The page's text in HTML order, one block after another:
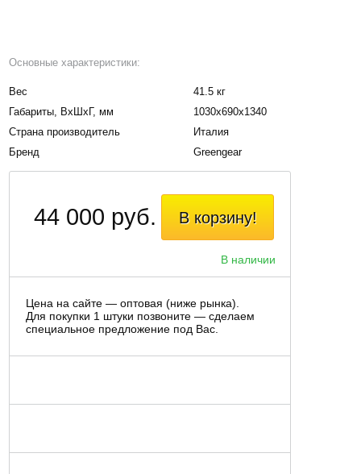
Основные характеристики:
Вес
41.5 кг
Габариты, BxШxГ, мм
1030х690х1340
Страна производитель
Италия
Бренд
Greengear
В корзину!
В наличии
44 000 руб.
Цена на сайте — оптовая (ниже рынка).
Для покупки 1 штуки позвоните — сделаем
специальное предложение под Вас.